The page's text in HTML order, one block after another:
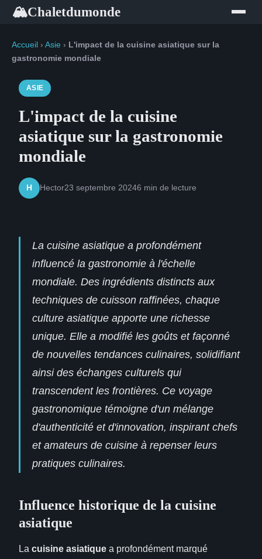
🏔Chaletdumonde
Accueil › Asie › L'impact de la cuisine asiatique sur la
gastronomie mondiale
ASIE
L'impact de la cuisine
asiatique sur la gastronomie
mondiale
H Hector23 septembre 20246 min de lecture
La cuisine asiatique a profondément
influencé la gastronomie à l'échelle
mondiale. Des ingrédients distincts aux
techniques de cuisson raffinées, chaque
culture asiatique apporte une richesse
unique. Elle a modifié les goûts et façonné
de nouvelles tendances culinaires, solidifiant
ainsi des échanges culturels qui
transcendent les frontières. Ce voyage
gastronomique témoigne d'un mélange
d'authenticité et d'innovation, inspirant chefs
et amateurs de cuisine à repenser leurs
pratiques culinaires.
Influence historique de la cuisine
asiatique
La cuisine asiatique a profondément marqué